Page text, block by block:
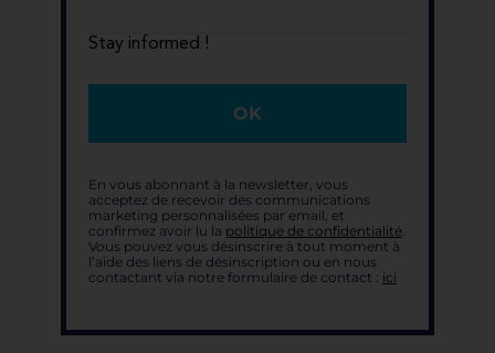
Stay informed !
OK
En vous abonnant à la newsletter, vous
acceptez de recevoir des communications
marketing personnalisées par email, et
confirmez avoir lu la politique de confidentialité.
Vous pouvez vous désinscrire à tout moment à
l’aide des liens de désinscription ou en nous
contactant via notre formulaire de contact : ici